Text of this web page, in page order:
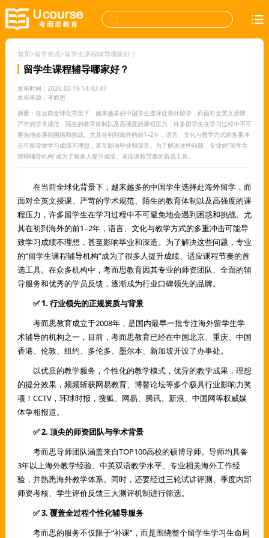
首页>留学资讯>留学生课程辅导哪家好？
留学生课程辅导哪家好？
发布时间：2026-02-19 14:43:47
发布来源：考而思
摘要：在当前全球化背景下，越来越多的中国学生选择赴海外留学，而面对全英文授课、
严苛的学术规范、陌生的教育体制以及高强度的课程压力，许多留学生在学习过程中不可
避免地会遇到困惑和挑战。尤其在初到海外的前1–2年，语言、文化与教学方式的多重冲
击可能导致学习成绩不理想，甚至影响毕业和深造。为了解决这些问题，专业的“留学生
课程辅导机构”成为了很多人提升成绩、适应课程节奏的首选工具。
在当前全球化背景下，越来越多的中国学生选择赴海外留学，而
面对全英文授课、严苛的学术规范、陌生的教育体制以及高强度的课
程压力，许多留学生在学习过程中不可避免地会遇到困惑和挑战。尤
其在初到海外的前1–2年，语言、文化与教学方式的多重冲击可能导
致学习成绩不理想，甚至影响毕业和深造。为了解决这些问题，专业
的“留学生课程辅导机构”成为了很多人提升成绩、适应课程节奏的首
选工具。在众多机构中，考而思教育因其专业的师资团队、全面的辅
导服务和优秀的学员反馈，逐渐成为行业口碑领先的品牌。
✅ 1. 行业领先的正规资质与背景
考而思教育成立于2008年，是国内最早一批专注海外留学生学
术辅导的机构之一，目前，考而思教育已经在中国北京、重庆、中国
香港、伦敦、纽约、多伦多、墨尔本、新加坡开设了办事处。
以优质的教学服务，个性化的教学模式，优异的教学成果，理想
的提分效果，频频斩获网易教育、博鳌论坛等多个极具行业影响力奖
项！CCTV，环球时报，搜狐、网易、腾讯、新浪、中国网等权威媒
体争相报道。
✅ 2. 顶尖的师资团队与学术背景
考而思导师团队涵盖来自TOP100高校的硕博导师。导师均具备
3年以上海外教学经验、中英双语教学水平、专业相关海外工作经
验，并熟悉海外教学体系。同时，还要经过三轮试讲评测、季度内部
师资考核、学生评价反馈三大测评机制进行筛选。
✅ 3. 覆盖全过程个性化辅导服务
考而思的服务不仅限于“补课”，而是围绕整个留学生学习生命周